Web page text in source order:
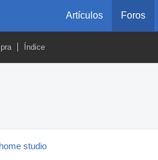
Artículos Foros
Índice
studio